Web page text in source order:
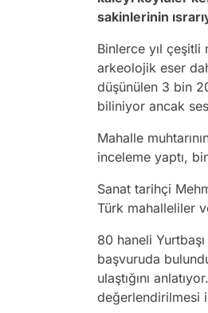
sakinlerinin
Binlerce yıl
arkeolojik eser
düşünülen 3 bin
biliniyor ancak
Mahalle
inceleme yaptı,
Sanat tarihçi
Türk mahalleliler
80 haneli
başvuruda
ulaştığını
değerlendirilmesi